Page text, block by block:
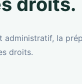
administratif, la
droits.